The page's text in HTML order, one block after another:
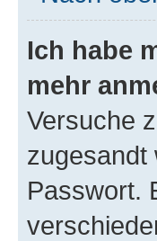
Ich habe
mehr
Versuche
zugesandt
Passwort.